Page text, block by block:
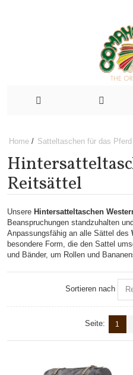
Home / Satteltaschen für das Pferd
Reitsättel
Unsere Hintersatteltaschen
Beanspruchungen standzuhalten
Anpassungsfähig an alle Sättel des
besondere Form, die den Sattel
und Bänder, um Rollen und
Sortieren nach
Seite: 1